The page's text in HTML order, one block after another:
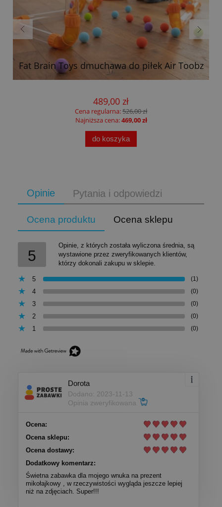
Fat Brain Toys dmuchawa do piłek Air Toobz
489,00 zł
Cena regularna:526,00 zł
Najniższa cena:469,00 zł
do koszyka
Opinie Pytania i odpowiedzi
Ocena produktu Ocena sklepu
5
Opinie, z których została wyliczona średnia, są
wystawione przez zweryfikowanych klientów,
którzy dokonali zakupu w sklepie.
5 (1)
4 (0)
3 (0)
2 (0)
1 (0)
Dorota
Dodano: 2023-11-13
Opinia zweryfikowana
Ocena:
Ocena sklepu:
Ocena dostawy:
Dodatkowy komentarz:
Świetna zabawka dla mojego wnuka na prezent
mikołajkowy , w rzeczywistości wygląda jeszcze lepiej
niż na zdjęciach. Super!!!